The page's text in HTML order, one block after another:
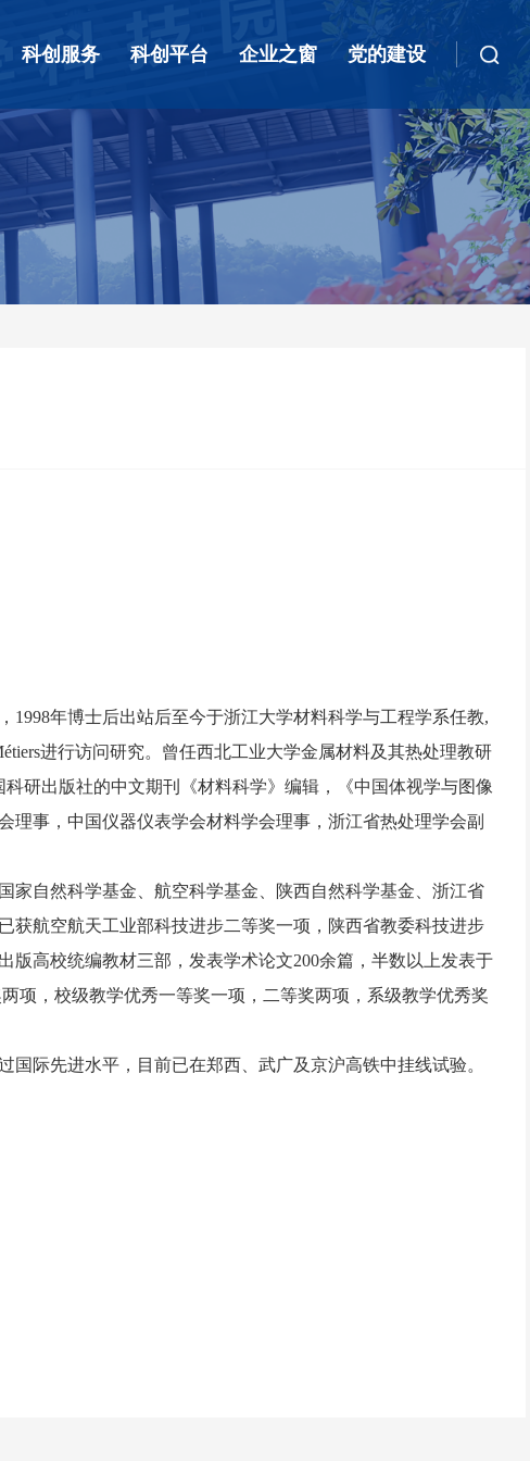
科创服务 科创平台 企业之窗 党的建设
年博士后出站后至今于浙江大学材料科学与工程学系任教,
进行访问研究。曾任西北工业大学金属材料及其热处理教研
研出版社的中文期刊《材料科学》编辑，《中国体视学与图像
事，中国仪器仪表学会材料学会理事，浙江省热处理学会副
自然科学基金、航空科学基金、陕西自然科学基金、浙江省
获航空航天工业部科技进步二等奖一项，陕西省教委科技进步
高校统编教材三部，发表学术论文200余篇，半数以上发表于
项，校级教学优秀一等奖一项，二等奖两项，系级教学优秀奖
际先进水平，目前已在郑西、武广及京沪高铁中挂线试验。